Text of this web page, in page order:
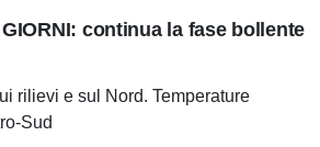
GIORNI: continua la fase bollente
rilievi e sul Nord. Temperature
Sud